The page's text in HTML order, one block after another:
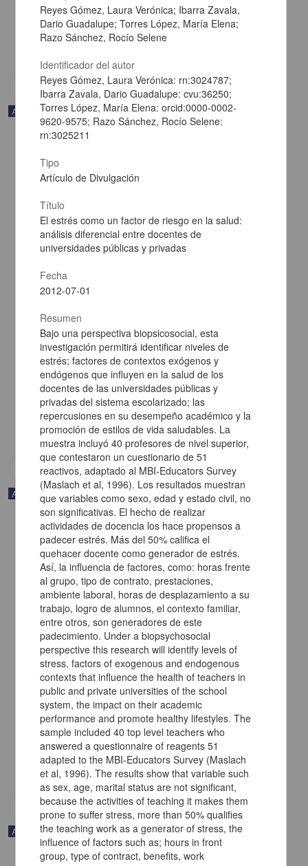
2012-03-01
Multidisciplina
de la retroalimentación de los cambios ocurridos en el cuerpo, cada vez está más claro
sistemainteroceptivo
Artículo
ACONTECIMIENTOS ESTRESANTES, UNA CUESTIÓN DE SALUD
EN UNIVERSITARIOS
Guadarrama Guadarrama, Rosalinda; Márquez Mendoza, Octavio;
Mendoza Mojica, Sheila Adriana; Veytia López, Marcela; Serrano
García, Javier Margarito; Ruíz Tapia, Juan Alberto - Facultad de
Estudios Superiores Iztacala, UNAM
2012-12-08
Artes y Humanidades
social, por ello los universitarios no son la excepción, sin embargo al pensar en el ámbito
educativo
Artículo
Evaluación del Fondo de Aportaciones para la Educación Básica
(FAEB)
Avendaño Ramos, Eréndira - Facultad de Economía, UNAM
2014-03-05
Ciencias Sociales y Económicas
El artículo tiene como objetivo revisar la forma cómo se asigna el gasto federaleducativo
Artículo
Reyes Gómez, Laura Verónica; Ibarra Zavala,
Dario Guadalupe; Torres López, María Elena;
Razo Sánchez, Rocío Selene
Identificador del autor
Reyes Gómez, Laura Verónica: rn:3024787;
Ibarra Zavala, Dario Guadalupe: cvu:36250;
Torres López, María Elena: orcid:0000-0002-
9620-9575; Razo Sánchez, Rocío Selene:
rn:3025211
Tipo
Artículo de Divulgación
Título
El estrés como un factor de riesgo en la salud:
análisis diferencial entre docentes de
universidades públicas y privadas
Fecha
2012-07-01
Resumen
Bajo una perspectiva biopsicosocial, esta
investigación permitirá identificar niveles de
estrés; factores de contextos exógenos y
endógenos que influyen en la salud de los
docentes de las universidades públicas y
privadas del sistema escolarizado; las
repercusiones en su desempeño académico y la
promoción de estilos de vida saludables. La
muestra incluyó 40 profesores de nivel superior,
que contestaron un cuestionario de 51
reactivos, adaptado al MBI-Educators Survey
(Maslach et al, 1996). Los resultados muestran
que variables como sexo, edad y estado civil, no
son significativas. El hecho de realizar
actividades de docencia los hace propensos a
padecer estrés. Más del 50% califica el
quehacer docente como generador de estrés.
Así, la influencia de factores, como: horas frente
al grupo, tipo de contrato, prestaciones,
ambiente laboral, horas de desplazamiento a su
trabajo, logro de alumnos, el contexto familiar,
entre otros, son generadores de este
padecimiento. Under a biopsychosocial
perspective this research will identify levels of
stress, factors of exogenous and endogenous
contexts that influence the health of teachers in
public and private universities of the school
system, the impact on their academic
performance and promote healthy lifestyles. The
sample included 40 top level teachers who
answered a questionnaire of reagents 51
adapted to the MBI-Educators Survey (Maslach
et al, 1996). The results show that variable such
as sex, age, marital status are not significant,
because the activities of teaching it makes them
prone to suffer stress, more than 50% qualifies
the teaching work as a generator of stress, the
influence of factors such as; hours in front
group, type of contract, benefits, work